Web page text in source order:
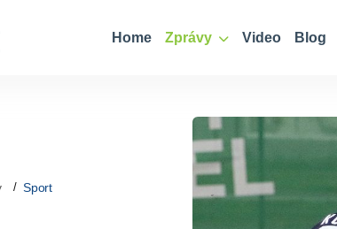
Home Zprávy Video Blog
Sport